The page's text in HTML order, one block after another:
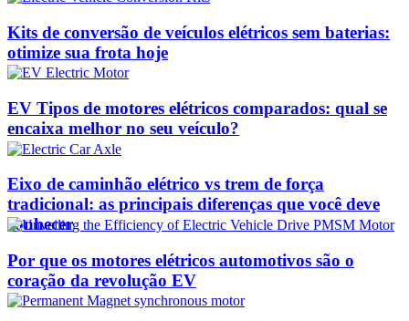
Kits de conversão de veículos elétricos sem baterias:
otimize sua frota hoje
EV Tipos de motores elétricos comparados: qual se
encaixa melhor no seu veículo?
Eixo de caminhão elétrico vs trem de força
tradicional: as principais diferenças que você deve
conhecer
Por que os motores elétricos automotivos são o
coração da revolução EV